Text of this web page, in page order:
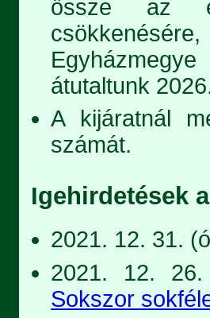
össze az
átutaltunk
A kijáratnál
számát.
Igehirdetések
2021. 12. 31.
2021. 12.
Sokszor